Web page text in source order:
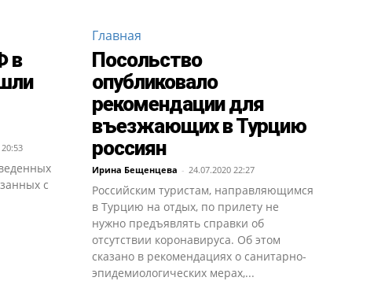
в
с
Главная
Посольство
опубликовало
рекомендации для
въезжающих в Турцию
россиян
Ирина Бещенцева - 24.07.2020 22:27
Российским туристам, направляющимся
в Турцию на отдых, по прилету не
нужно предъявлять справки об
отсутствии коронавируса. Об этом
сказано в рекомендациях о санитарно-
эпидемиологических мерах,...